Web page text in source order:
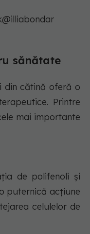
sănătate
din cătină oferă o
Printre
mai importante
de polifenoli și
puternică acțiune
celulelor de